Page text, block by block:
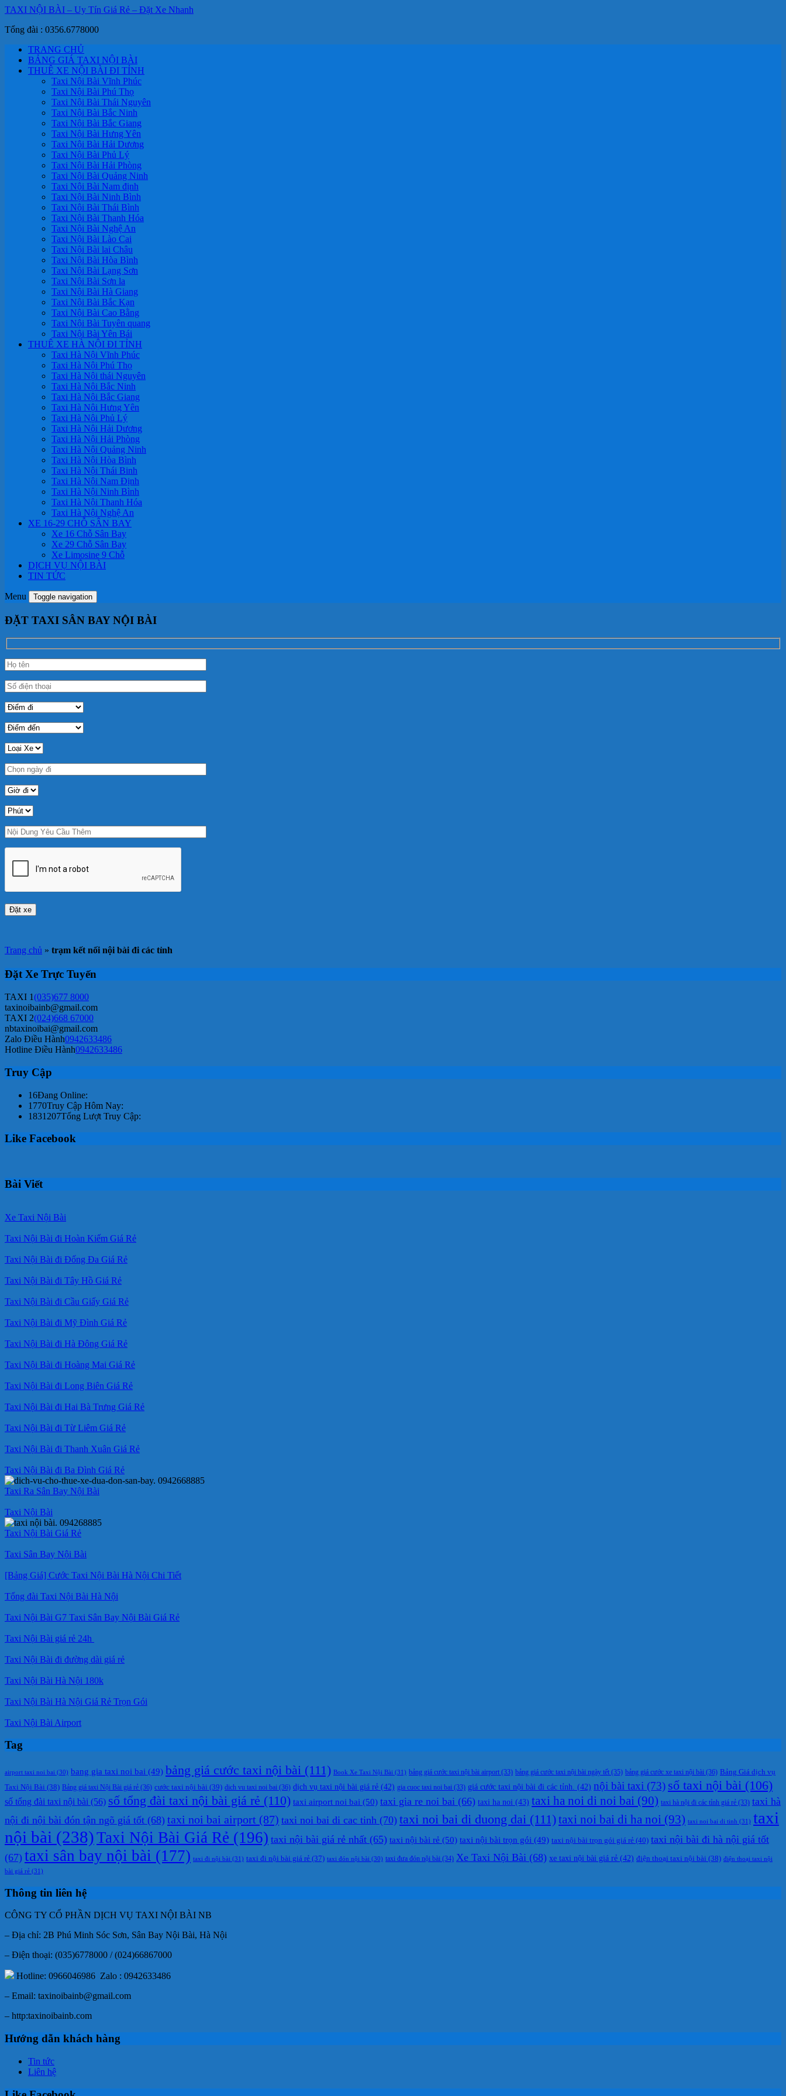
TAXI NỘI BÀI – Uy Tín Giá Rẻ – Đặt Xe Nhanh
Tổng đài : 0356.6778000
TRANG CHỦ
BẢNG GIÁ TAXI NỘI BÀI
THUÊ XE NỘI BÀI ĐI TỈNH
Taxi Nội Bài Vĩnh Phúc
Taxi Nội Bài Phú Thọ
Taxi Nội Bài Thái Nguyên
Taxi Nội Bài Bắc Ninh
Taxi Nội Bài Bắc Giang
Taxi Nội Bài Hưng Yên
Taxi Nội Bài Hải Dương
Taxi Nội Bài Phủ Lý
Taxi Nội Bài Hải Phòng
Taxi Nội Bài Quảng Ninh
Taxi Nội Bài Nam định
Taxi Nội Bài Ninh Bình
Taxi Nội Bài Thái Bình
Taxi Nội Bài Thanh Hóa
Taxi Nội Bài Nghệ An
Taxi Nội Bài Lào Cai
Taxi Nội Bài lai Châu
Taxi Nội Bài Hòa Bình
Taxi Nội Bài Lạng Sơn
Taxi Nội Bài Sơn la
Taxi Nội Bài Hà Giang
Taxi Nội Bài Bắc Kạn
Taxi Nội Bài Cao Bằng
Taxi Nội Bài Tuyên quang
Taxi Nội Bài Yên Bái
THUÊ XE HÀ NỘI ĐI TỈNH
Taxi Hà Nội Vĩnh Phúc
Taxi Hà Nội Phú Thọ
Taxi Hà Nội thái Nguyên
Taxi Hà Nội Bắc Ninh
Taxi Hà Nội Bắc Giang
Taxi Hà Nội Hưng Yên
Taxi Hà Nội Phủ Lý
Taxi Hà Nội Hải Dương
Taxi Hà Nội Hải Phòng
Taxi Hà Nội Quảng Ninh
Taxi Hà Nội Hòa Bình
Taxi Hà Nội Thái Binh
Taxi Hà Nội Nam Định
Taxi Hà Nội Ninh Bình
Taxi Hà Nội Thanh Hóa
Taxi Hà Nội Nghệ An
XE 16-29 CHỖ SÂN BAY
Xe 16 Chỗ Sân Bay
Xe 29 Chỗ Sân Bay
Xe Limosine 9 Chỗ
DỊCH VỤ NỘI BÀI
TIN TỨC
Menu Toggle navigation
ĐẶT TAXI SÂN BAY NỘI BÀI
Trang chủ » trạm kết nối nội bài đi các tỉnh
Đặt Xe Trực Tuyến
TAXI 1(035)677 8000
taxinoibainb@gmail.com
TAXI 2(024)668 67000
nbtaxinoibai@gmail.com
Zalo Điều Hành0942633486
Hotline Điều Hành0942633486
Truy Cập
16Đang Online:
1770Truy Cập Hôm Nay:
1831207Tổng Lượt Truy Cập:
Like Facebook
Bài Viết
Xe Taxi Nội Bài
Taxi Nội Bài đi Hoàn Kiếm Giá Rẻ
Taxi Nội Bài đi Đống Đa Giá Rẻ
Taxi Nội Bài đi Tây Hồ Giá Rẻ
Taxi Nội Bài đi Cầu Giấy Giá Rẻ
Taxi Nội Bài đi Mỹ Đình Giá Rẻ
Taxi Nội Bài đi Hà Đông Giá Rẻ
Taxi Nội Bài đi Hoàng Mai Giá Rẻ
Taxi Nội Bài đi Long Biên Giá Rẻ
Taxi Nội Bài đi Hai Bà Trưng Giá Rẻ
Taxi Nội Bài đi Từ Liêm Giá Rẻ
Taxi Nội Bài đi Thanh Xuân Giá Rẻ
Taxi Nội Bài đi Ba Đình Giá Rẻ
Taxi Ra Sân Bay Nội Bài
Taxi Nội Bài
Taxi Nội Bài Giá Rẻ
Taxi Sân Bay Nội Bài
[Bảng Giá] Cước Taxi Nội Bài Hà Nội Chi Tiết
Tổng đài Taxi Nội Bài Hà Nội
Taxi Nội Bài G7 Taxi Sân Bay Nội Bài Giá Rẻ
Taxi Nội Bài giá rẻ 24h
Taxi Nội Bài đi đường dài giá rẻ
Taxi Nội Bài Hà Nội 180k
Taxi Nội Bài Hà Nội Giá Rẻ Trọn Gói
Taxi Nội Bài Airport
Tag
airport taxi noi bai (30) bang gia taxi noi bai (49) bảng giá cước taxi nội bài (111) Book Xe Taxi Nội Bài (31) bảng giá cước taxi nội bài airport (33) bảng giá cước taxi nội bài ngày tết (35) bảng giá cước xe taxi nội bài (36) Bảng Giá dịch vụ
Taxi Nội Bài (38) Bảng giá taxi Nội Bài giá rẻ (36) cước taxi nội bài (39) dich vu taxi noi bai (36) dịch vụ taxi nội bài giá rẻ (42) gia cuoc taxi noi bai (33) giá cước taxi nội bài đi các tỉnh. (42) nội bài taxi (73) số taxi nội bài (106)
số tổng đài taxi nội bài (56) số tổng đài taxi nội bài giá rẻ (110) taxi airport noi bai (50) taxi gia re noi bai (66) taxi ha noi (43) taxi ha noi di noi bai (90) taxi hà nội đi các tỉnh giá rẻ (33) taxi hà
nội đi nội bài đón tận ngõ giá tốt (68) taxi noi bai airport (87) taxi noi bai di cac tinh (70) taxi noi bai di duong dai (111)taxi noi bai di ha noi (93) taxi noi bai di tinh (31) taxi
nội bài (238)Taxi Nội Bài Giá Rẻ (196) taxi nội bài giá rẻ nhất (65) taxi nội bài rẻ (50) taxi nội bài trọn gói (49) taxi nội bài trọn gói giá rẻ (40) taxi nội bài đi hà nội giá tốt
(67) taxi sân bay nội bài (177) taxi đi nội bài (31) taxi đi nội bài giá rẻ (37) taxi đón nội bài (30) taxi đưa đón nội bài (34) Xe Taxi Nội Bài (68) xe taxi nội bài giá rẻ (42) điện thoại taxi nội bài (38) điện thoại taxi nội
bài giá rẻ (31)
Thông tin liên hệ
CÔNG TY CỔ PHẦN DỊCH VỤ TAXI NỘI BÀI NB
– Địa chỉ: 2B Phú Minh Sóc Sơn, Sân Bay Nội Bài, Hà Nội
– Điện thoại: (035)6778000 / (024)66867000
Hotline: 0966046986 Zalo : 0942633486
– Email: taxinoibainb@gmail.com
– http:taxinoibainb.com
Hướng dẫn khách hàng
Tin tức
Liên hệ